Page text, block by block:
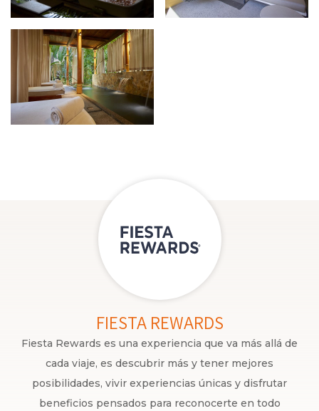
FIESTA REWARDS
Fiesta Rewards es una experiencia que va más allá de
cada viaje, es descubrir más y tener mejores
posibilidades, vivir experiencias únicas y disfrutar
beneficios pensados para reconocerte en todo